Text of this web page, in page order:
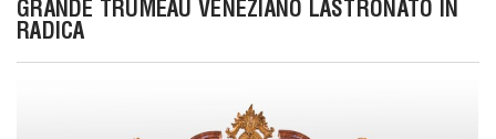
GRANDE TRUMEAU VENEZIANO LASTRONATO IN
RADICA